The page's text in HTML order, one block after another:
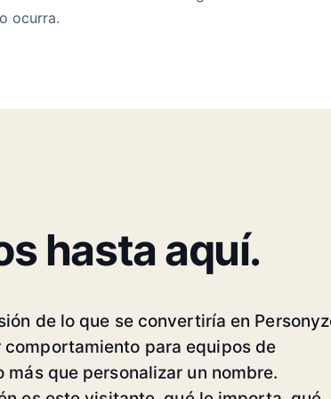
ocurra.
hasta aquí.
de lo que se convertiría en
para equipos de
que personalizar un nombre.